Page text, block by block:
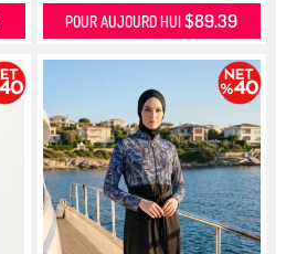
POUR AUJOURD HUI$89.39